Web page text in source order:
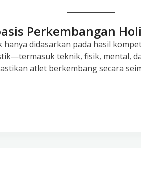
Perkembangan
hanya didasarkan pada hasil
teknik, fisik, mental,
atlet berkembang secara